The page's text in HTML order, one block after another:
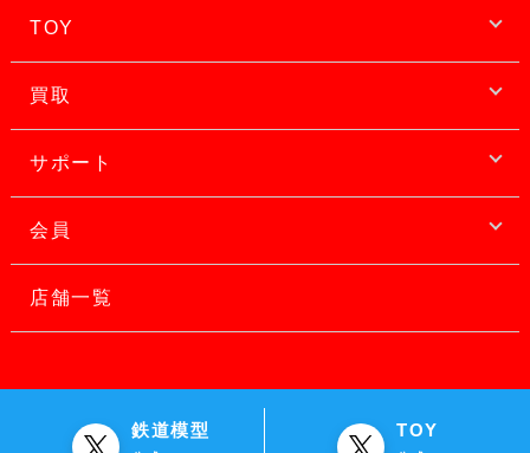
TOY
買取
サポート
会員
店舗一覧
鉄道模型 TOY